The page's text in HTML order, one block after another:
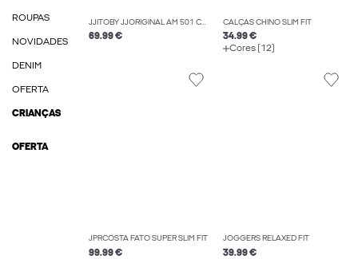
ROUPAS
NOVIDADES
DENIM
OFERTA
CRIANÇAS
OFERTA
JJITOBY JJORIGINAL AM 501 CALÇAS DE GANGA FLARE FIT
69.99 €
CALÇAS CHINO SLIM FIT
34.99 €
Cores (12)
JPRCOSTA FATO SUPER SLIM FIT
99.99 €
JOGGERS RELAXED FIT
39.99 €